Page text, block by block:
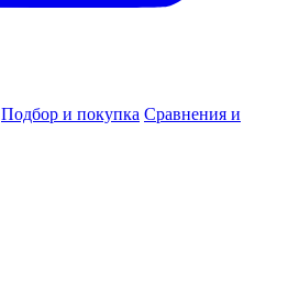
Подбор и покупка Сравнения и